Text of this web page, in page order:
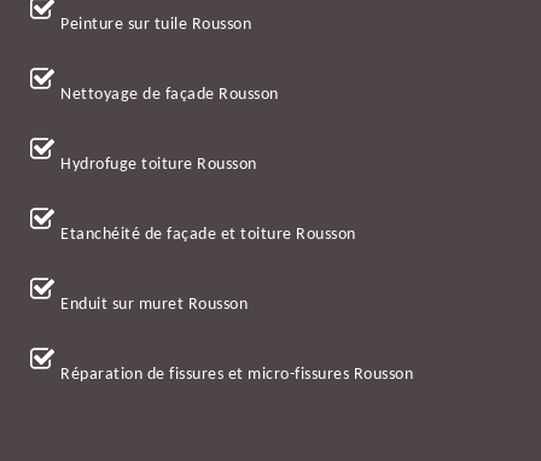
Peinture sur tuile Rousson
Nettoyage de façade Rousson
Hydrofuge toiture Rousson
Etanchéité de façade et toiture Rousson
Enduit sur muret Rousson
Réparation de fissures et micro-fissures Rousson